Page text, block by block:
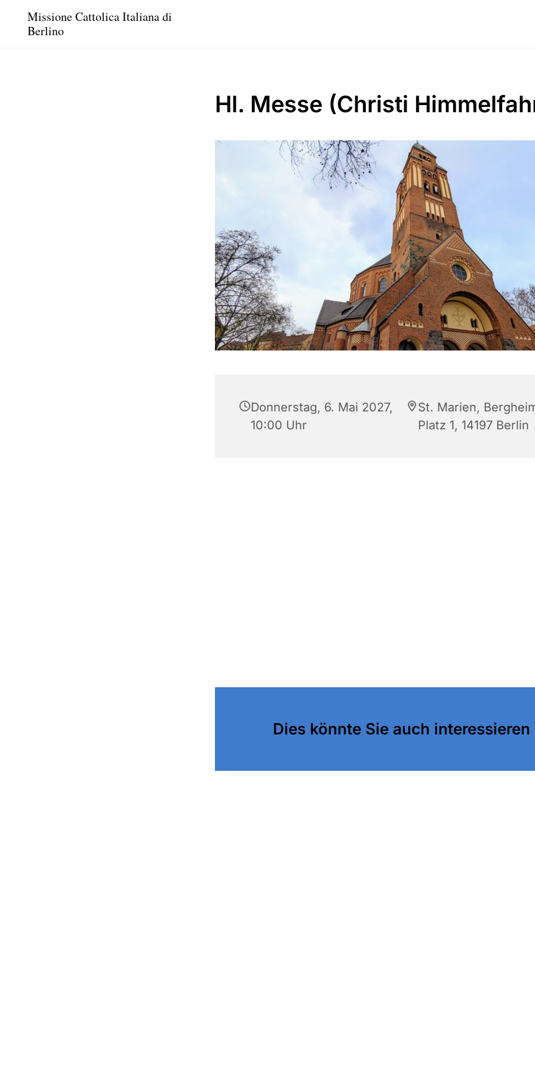
Missione Cattolica Italiana di
Berlino
Hl. Messe (Christi
Donnerstag, 6. Mai 2027,
10:00 Uhr
St. Marien,
Platz 1, 14197 Berlin
Dies könnte Sie auch interessieren